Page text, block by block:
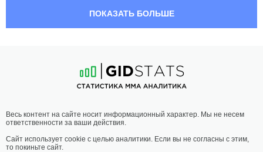
ТАХА
16- 5- 0 1 НЗ
03:00 МСК
ЛЕГЧАЙШИЙ ВЕС 61.2 КГ
МОРОЗОВ
ПОКАЗАТЬ БОЛЬШЕ
Весь контент на сайте носит информационный характер. Мы не несем
ответственности за ваши действия.
Сайт использует cookie с целью аналитики. Если вы не согласны с этим,
то покиньте сайт.